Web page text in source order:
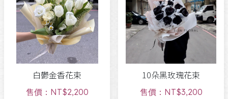
白鬱金香花束
售價：NT$2,200
10朵黑玫瑰花束
售價：NT$3,200